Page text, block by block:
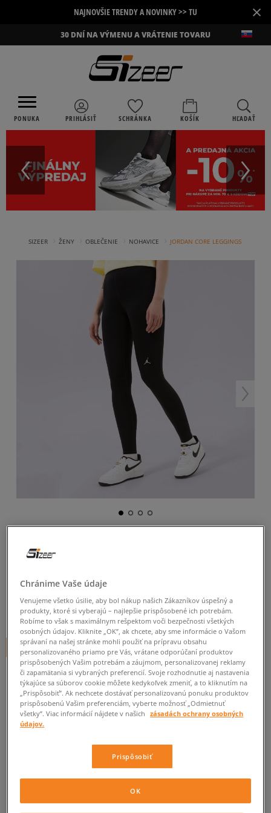
NAJNOVŠIE TRENDY A NOVINKY >> TU ×
30 DNÍ NA VÝMENU A VRÁTENIE TOVARU
PONUKA PRIHLÁSIŤ SCHRÁNKA KOŠÍK HĽADAŤ
SIZEER ŽENY OBLEČENIE NOHAVICE JORDAN CORE LEGGINGS
JORDAN CORE LEGGINGS
5.0(1)
29€cena s DPH
+ 29 BODOV V SIZEERCLUBE
Informujte ma o dostupnosti
Ak bude položka opäť dostupná, dostanete od nás oznámenie.
Informovať o
ZISTIŤ DOSTUPNOSŤ V NAŠICH KAMENNÝCH PREDAJNIACH
Chránime Vaše údaje
Venujeme všetko úsilie, aby bol nákup našich Zákazníkov úspešný a
produkty, ktoré si vyberajú – najlepšie prispôsobené ich potrebám.
Robíme to však s maximálnym rešpektom voči bezpečnosti všetkých
osobných údajov. Kliknite „OK”, ak chcete, aby sme informácie o Vašom
správaní na našej stránke mohli použiť na prípravu obsahu
personalizovaného priamo pre Vás, vrátane odporúčaní produktov
prispôsobených Vašim potrebám a záujmom, personalizovanej reklamy
či zapamätania si vybraných preferencií. Svoje rozhodnutie aj nastavenia
týkajúce sa súborov cookie môžete kedykoľvek zmeniť, a to kliknutím na
„Prispôsobiť”. Ak nechcete dostávať personalizovanú ponuku produktov
prispôsobenú Vašim preferenciám, vyberte možnosť „Odmietnuť
všetky”. Viac informácií nájdete v našich
zásadách ochrany osobných
údajov.
Prispôsobiť
OK